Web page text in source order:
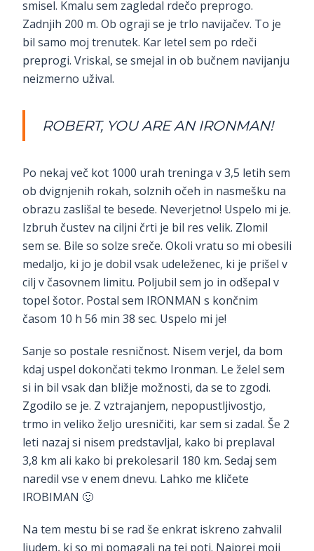
smisel. Kmalu sem zagledal rdečo preprogo.
Zadnjih 200 m. Ob ograji se je trlo navijačev. To je
bil samo moj trenutek. Kar letel sem po rdeči
preprogi. Vriskal, se smejal in ob bučnem navijanju
neizmerno užival.
ROBERT, YOU ARE AN IRONMAN!
Po nekaj več kot 1000 urah treninga v 3,5 letih sem
ob dvignjenih rokah, solznih očeh in nasmešku na
obrazu zaslišal te besede. Neverjetno! Uspelo mi je.
Izbruh čustev na ciljni črti je bil res velik. Zlomil
sem se. Bile so solze sreče. Okoli vratu so mi obesili
medaljo, ki jo je dobil vsak udeleženec, ki je prišel v
cilj v časovnem limitu. Poljubil sem jo in odšepal v
topel šotor. Postal sem IRONMAN s končnim
časom 10 h 56 min 38 sec. Uspelo mi je!
Sanje so postale resničnost. Nisem verjel, da bom
kdaj uspel dokončati tekmo Ironman. Le želel sem
si in bil vsak dan bližje možnosti, da se to zgodi.
Zgodilo se je. Z vztrajanjem, nepopustljivostjo,
trmo in veliko željo uresničiti, kar sem si zadal. Še 2
leti nazaj si nisem predstavljal, kako bi preplaval
3,8 km ali kako bi prekolesaril 180 km. Sedaj sem
naredil vse v enem dnevu. Lahko me kličete
IROBIMAN 🙂
Na tem mestu bi se rad še enkrat iskreno zahvalil
ljudem, ki so mi pomagali na tej poti. Najprej moji